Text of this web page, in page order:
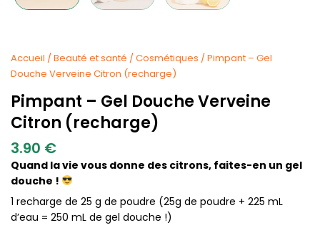
Accueil /Beauté et santé /Cosmétiques / Pimpant – Gel
Douche Verveine Citron (recharge)
Pimpant – Gel Douche Verveine
Citron (recharge)
3.90 €
Quand la vie vous donne des citrons, faites-en un gel
douche !
1 recharge de 25 g de poudre (25g de poudre + 225 mL
d’eau = 250 mL de gel douche !)